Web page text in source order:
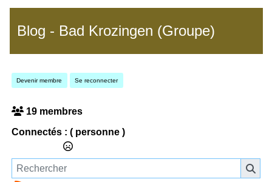
Blog - Bad Krozingen (Groupe)
Devenir membre Se reconnecter
19 membres
Connectés : ( personne )